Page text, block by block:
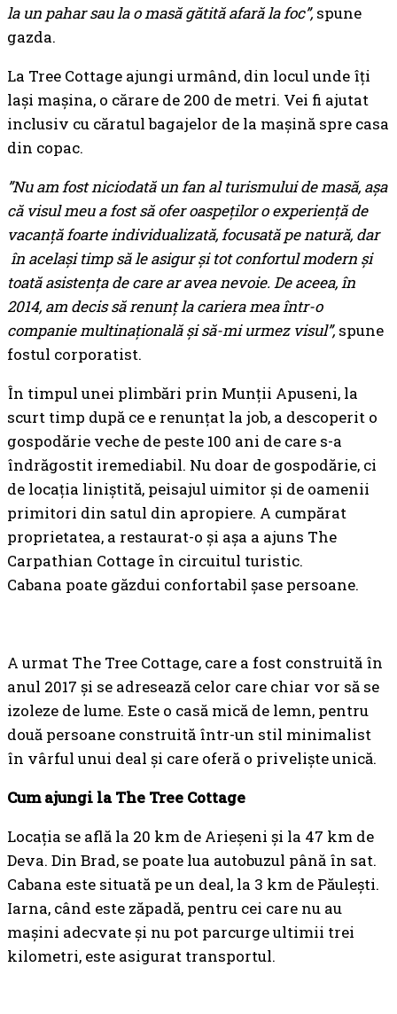
la un pahar sau la o masă gătită afară la foc”, spune
gazda.
La Tree Cottage ajungi urmând, din locul unde îți
lași mașina, o cărare de 200 de metri. Vei fi ajutat
inclusiv cu căratul bagajelor de la mașină spre casa
din copac.
”Nu am fost niciodată un fan al turismului de masă, așa
că visul meu a fost să ofer oaspeților o experiență de
vacanță foarte individualizată, focusată pe natură, dar
în același timp să le asigur și tot confortul modern și
toată asistența de care ar avea nevoie. De aceea, în
2014, am decis să renunț la cariera mea într-o
companie multinațională și să-mi urmez visul”, spune
fostul corporatist.
În timpul unei plimbări prin Munții Apuseni, la
scurt timp după ce e renunțat la job, a descoperit o
gospodărie veche de peste 100 ani de care s-a
îndrăgostit iremediabil. Nu doar de gospodărie, ci
de locația liniștită, peisajul uimitor și de oamenii
primitori din satul din apropiere. A cumpărat
proprietatea, a restaurat-o și așa a ajuns The
Carpathian Cottage în circuitul turistic.
Cabana poate găzdui confortabil șase persoane.
A urmat The Tree Cottage, care a fost construită în
anul 2017 și se adresează celor care chiar vor să se
izoleze de lume. Este o casă mică de lemn, pentru
două persoane construită într-un stil minimalist
în vârful unui deal și care oferă o priveliște unică.
Cum ajungi la The Tree Cottage
Locația se află la 20 km de Arieșeni și la 47 km de
Deva. Din Brad, se poate lua autobuzul până în sat.
Cabana este situată pe un deal, la 3 km de Păulești.
Iarna, când este zăpadă, pentru cei care nu au
mașini adecvate și nu pot parcurge ultimii trei
kilometri, este asigurat transportul.